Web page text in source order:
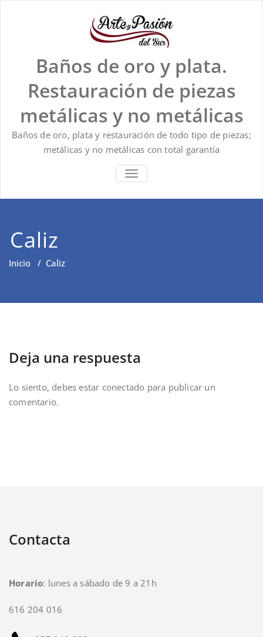
Baños de oro y plata.
Restauración de piezas
metálicas y no metálicas
Baños de oro, plata y restauración de todo tipo de piezas;
metálicas y no metálicas con total garantía
ALTERNAR
LA
Caliz
Inicio / Caliz
Deja una respuesta
Lo siento, debes estar conectado para publicar un
comentario.
Contacta
Horario: lunes a sábado de 9 a 21h
616 204 016